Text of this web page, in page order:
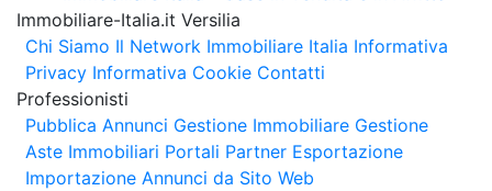
Immobiliare-Italia.it Versilia
Chi Siamo Il Network Immobiliare Italia Informativa
Privacy Informativa Cookie Contatti
Professionisti
Pubblica Annunci Gestione Immobiliare Gestione
Aste Immobiliari Portali Partner Esportazione
Importazione Annunci da Sito Web